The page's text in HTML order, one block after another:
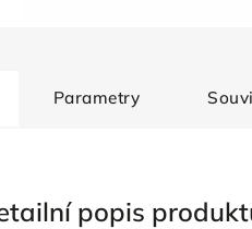
Parametry
popis